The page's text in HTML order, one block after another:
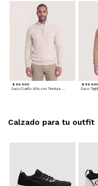
$ 99.900
Saco Cuello Alto con Textura Trenzada
$ 89.900
Saco
Calzado para tu outfit